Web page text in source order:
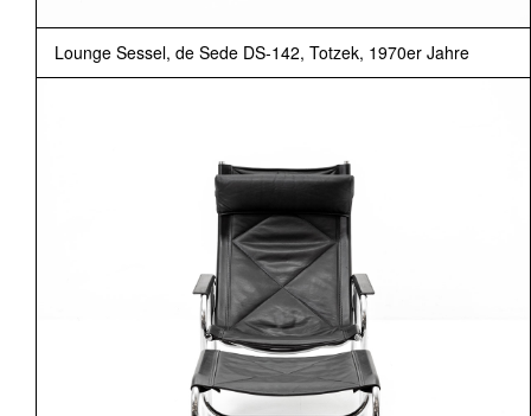
Lounge Sessel, de Sede DS-142, Totzek, 1970er Jahre